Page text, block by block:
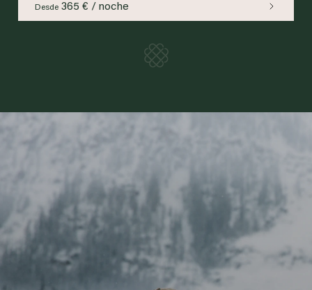
Desde 365 € / noche
Loading